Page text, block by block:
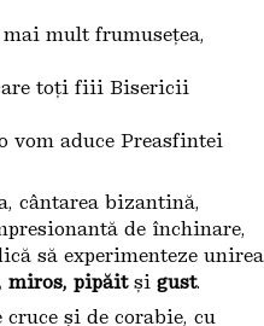
mult frumusețea,
toți fiii Bisericii
vom aduce Preasfintei
cântarea bizantină,
de închinare,
să experimenteze unirea
miros, pipăitși gust.
și de corabie, cu